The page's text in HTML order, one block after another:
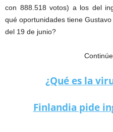
con 888.518 votos) a los del
qué oportunidades tiene
del 19 de junio?
¿Qué es la
Finlandia pide